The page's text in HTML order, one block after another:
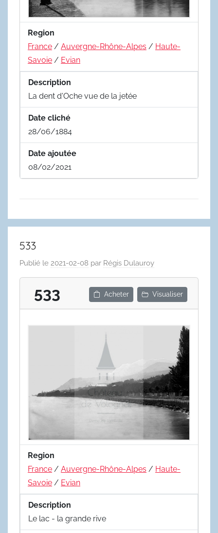
Region
France / Auvergne-Rhône-Alpes / Haute-
Savoie / Evian
Description
La dent d'Oche vue de la jetée
Date cliché
28/06/1884
Date ajoutée
08/02/2021
533
Publié le 2021-02-08 par Régis Dulauroy
533 Acheter Visualiser
Region
France / Auvergne-Rhône-Alpes / Haute-
Savoie / Evian
Description
Le lac - la grande rive